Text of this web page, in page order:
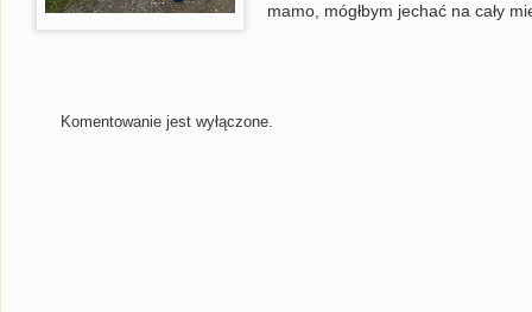
mamo, mógłbym jechać na cały
Komentowanie jest wyłączone.